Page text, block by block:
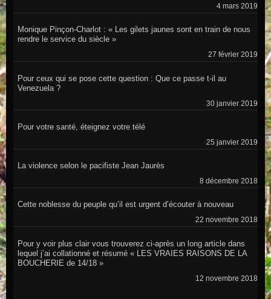
4 mars 2019
Monique Pinçon-Charlot : « Les gilets jaunes sont en train de nous
rendre le service du siècle »
27 février 2019
Pour ceux qui se pose cette question : Que ce passe t-il au
Venezuela ?
30 janvier 2019
Pour votre santé, éteignez votre télé
25 janvier 2019
La violence selon le pacifiste Jean Jaurès
8 décembre 2018
Cette noblesse du peuple qu’il est urgent d’écouter à nouveau
22 novembre 2018
Pour y voir plus clair vous trouverez ci-après un long article dans
lequel j’ai collationné et résumé « LES VRAIES RAISONS DE LA
BOUCHERIE de 14/18 »
12 novembre 2018